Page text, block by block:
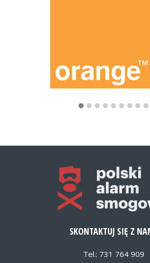
SKONTAKTUJ SIĘ Z
Tel.: 731 764 909